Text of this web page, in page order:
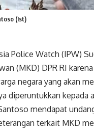
(Ist)
Police Watch (IPW)
(MKD) DPR RI
negara yang akan
diperuntukkan kepada
mendapat
terkait MKD